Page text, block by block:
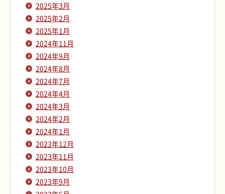
2025年3月
2025年2月
2025年1月
2024年11月
2024年9月
2024年8月
2024年7月
2024年4月
2024年3月
2024年2月
2024年1月
2023年12月
2023年11月
2023年10月
2023年9月